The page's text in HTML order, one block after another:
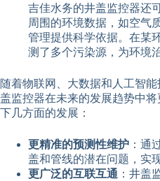
吉佳水务的井盖监控器还
周围的环境数据，如空气
管理提供科学依据。在某
测了多个污染源，为环境
随着物联网、大数据和人工智
盖监控器在未来的发展趋势中
下几方面的发展：
更精准的预测性维护 ：通
盖和管线的潜在问题，实
更广泛的互联互通 ：井盖